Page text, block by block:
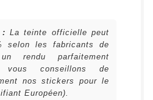
: La teinte officielle peut
selon les fabricants de
rendu parfaitement
vous conseillons de
nos stickers pour le
Européen).